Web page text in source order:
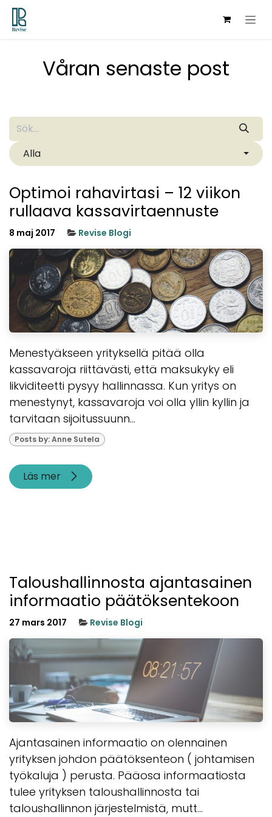
Hoppa till innehåll
Våran senaste post
Alla
Optimoi rahavirtasi – 12 viikon
rullaava kassavirtaennuste
8 maj 2017 Revise Blogi
Menestyäkseen yrityksellä pitää olla
kassavaroja riittävästi, että maksukyky eli
likviditeetti pysyy hallinnassa. Kun yritys on
menestynyt, kassavaroja voi olla yllin kyllin ja
tarvitaan sijoitussuunn...
Posts by: Anne Sutela
Läs mer
Taloushallinnosta ajantasainen
informaatio päätöksentekoon
27 mars 2017 Revise Blogi
Ajantasainen informaatio on olennainen
yrityksen johdon päätöksenteon ( johtamisen
työkaluja ) perusta. Pääosa informaatiosta
tulee yrityksen taloushallinnosta tai
taloushallinnon järjestelmistä, mutt...